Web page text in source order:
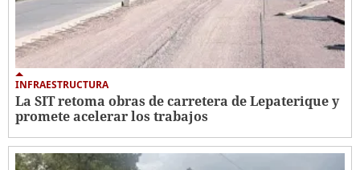
INFRAESTRUCTURA
La SIT retoma obras de carretera de Lepaterique y
promete acelerar los trabajos